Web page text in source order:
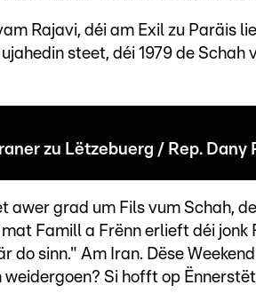
Rajavi, déi am Exil zu Paräis
steet, déi 1979 de Schah
zu Lëtzebuerg / Rep. Dany
awer grad um Fils vum Schah,
Famill a Frënn erlieft déi jonk
sinn." Am Iran. Dëse
Si hofft op